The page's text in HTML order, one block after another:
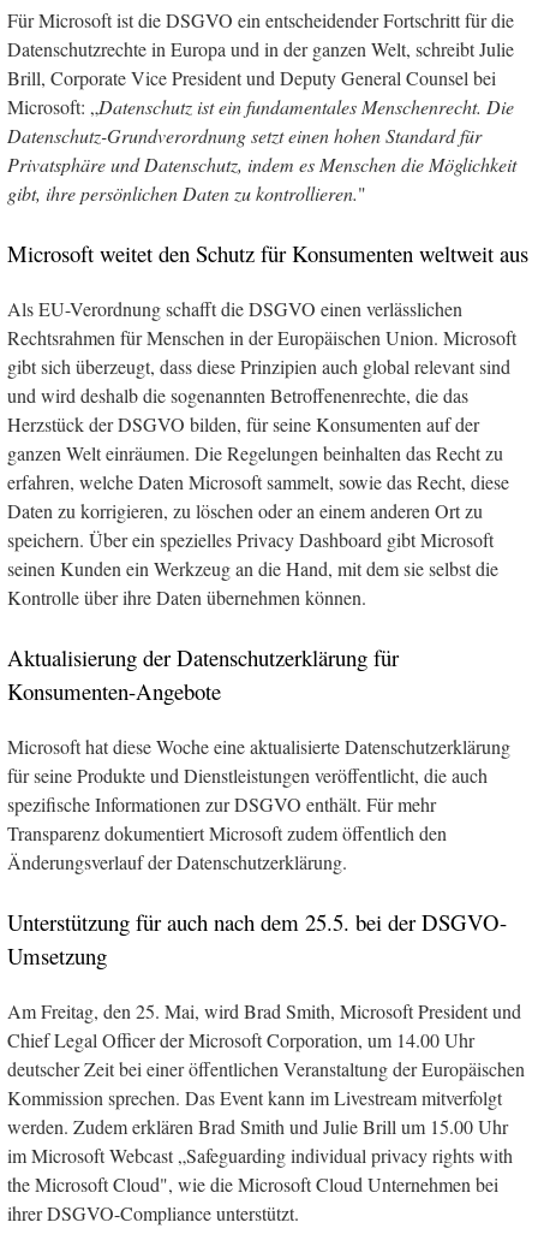
Für Microsoft ist die DSGVO ein entscheidender Fortschritt für die
Datenschutzrechte in Europa und in der ganzen Welt, schreibt Julie
Brill, Corporate Vice President und Deputy General Counsel bei
Microsoft: „Datenschutz ist ein fundamentales Menschenrecht. Die
Datenschutz-Grundverordnung setzt einen hohen Standard für
Privatsphäre und Datenschutz, indem es Menschen die Möglichkeit
gibt, ihre persönlichen Daten zu kontrollieren."
Microsoft weitet den Schutz für Konsumenten weltweit aus
Als EU-Verordnung schafft die DSGVO einen verlässlichen
Rechtsrahmen für Menschen in der Europäischen Union. Microsoft
gibt sich überzeugt, dass diese Prinzipien auch global relevant sind
und wird deshalb die sogenannten Betroffenenrechte, die das
Herzstück der DSGVO bilden, für seine Konsumenten auf der
ganzen Welt einräumen. Die Regelungen beinhalten das Recht zu
erfahren, welche Daten Microsoft sammelt, sowie das Recht, diese
Daten zu korrigieren, zu löschen oder an einem anderen Ort zu
speichern. Über ein spezielles Privacy Dashboard gibt Microsoft
seinen Kunden ein Werkzeug an die Hand, mit dem sie selbst die
Kontrolle über ihre Daten übernehmen können.
Aktualisierung der Datenschutzerklärung für
Konsumenten-Angebote
Microsoft hat diese Woche eine aktualisierte Datenschutzerklärung
für seine Produkte und Dienstleistungen veröffentlicht, die auch
spezifische Informationen zur DSGVO enthält. Für mehr
Transparenz dokumentiert Microsoft zudem öffentlich den
Änderungsverlauf der Datenschutzerklärung.
Unterstützung für auch nach dem 25.5. bei der DSGVO-
Umsetzung
Am Freitag, den 25. Mai, wird Brad Smith, Microsoft President und
Chief Legal Officer der Microsoft Corporation, um 14.00 Uhr
deutscher Zeit bei einer öffentlichen Veranstaltung der Europäischen
Kommission sprechen. Das Event kann im Livestream mitverfolgt
werden. Zudem erklären Brad Smith und Julie Brill um 15.00 Uhr
im Microsoft Webcast „Safeguarding individual privacy rights with
the Microsoft Cloud", wie die Microsoft Cloud Unternehmen bei
ihrer DSGVO-Compliance unterstützt.